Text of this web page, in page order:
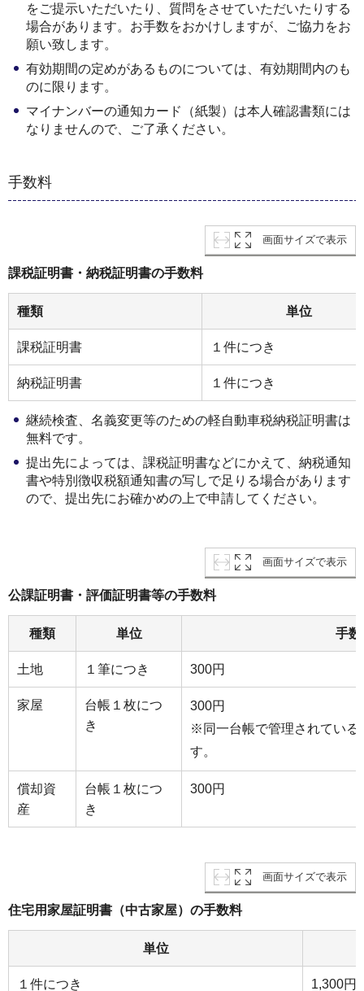
をご提示いただいたり、質問をさせていただいたりする
場合があります。お手数をおかけしますが、ご協力をお
願い致します。
有効期間の定めがあるものについては、有効期間内のも
のに限ります。
マイナンバーの通知カード（紙製）は本人確認書類には
なりませんので、ご了承ください。
手数料
画面サイズで表示
課税証明書・納税証明書の手数料
種類 単位
課税証明書 １件につき
納税証明書 １件につき
継続検査、名義変更等のための軽自動車税納税証明書は
無料です。
提出先によっては、課税証明書などにかえて、納税通知
書や特別徴収税額通知書の写しで足りる場合があります
ので、提出先にお確かめの上で申請してください。
画面サイズで表示
公課証明書・評価証明書等の手数料
種類 単位 手数
土地 １筆につき 300円
家屋
台帳１枚につ
き
300円
※同一台帳で管理されている
す。
償却資
産
台帳１枚につ
き
300円
画面サイズで表示
住宅用家屋証明書（中古家屋）の手数料
単位
１件につき 1,300円